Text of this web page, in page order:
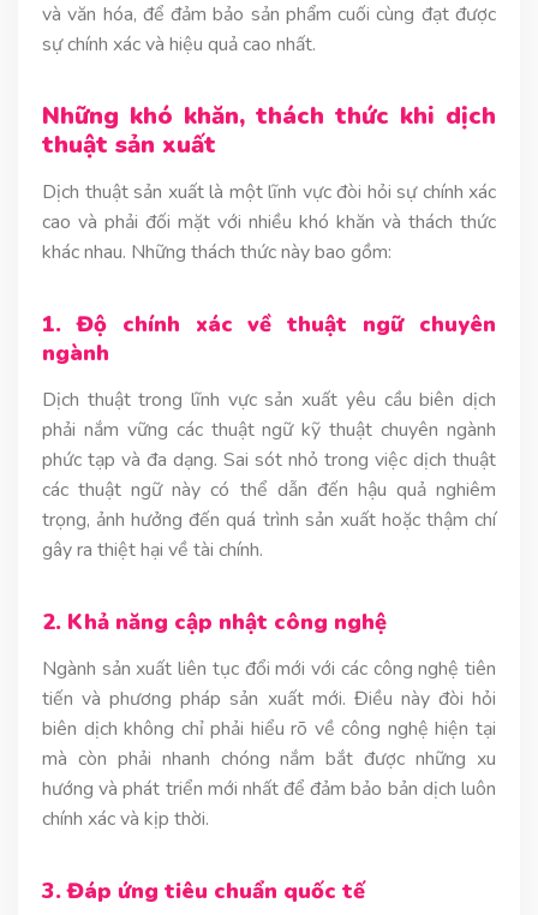
và văn hóa, để đảm bảo sản phẩm cuối cùng đạt được
sự chính xác và hiệu quả cao nhất.
Những khó khăn, thách thức khi dịch
thuật sản xuất
Dịch thuật sản xuất là một lĩnh vực đòi hỏi sự chính xác
cao và phải đối mặt với nhiều khó khăn và thách thức
khác nhau. Những thách thức này bao gồm:
1. Độ chính xác về thuật ngữ chuyên
ngành
Dịch thuật trong lĩnh vực sản xuất yêu cầu biên dịch
phải nắm vững các thuật ngữ kỹ thuật chuyên ngành
phức tạp và đa dạng. Sai sót nhỏ trong việc dịch thuật
các thuật ngữ này có thể dẫn đến hậu quả nghiêm
trọng, ảnh hưởng đến quá trình sản xuất hoặc thậm chí
gây ra thiệt hại về tài chính.
2. Khả năng cập nhật công nghệ
Ngành sản xuất liên tục đổi mới với các công nghệ tiên
tiến và phương pháp sản xuất mới. Điều này đòi hỏi
biên dịch không chỉ phải hiểu rõ về công nghệ hiện tại
mà còn phải nhanh chóng nắm bắt được những xu
hướng và phát triển mới nhất để đảm bảo bản dịch luôn
chính xác và kịp thời.
3. Đáp ứng tiêu chuẩn quốc tế